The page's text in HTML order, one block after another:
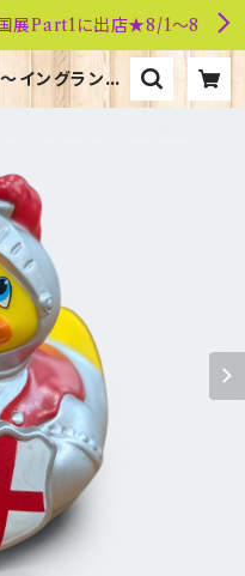
展Part1に出店★8/1～8
イングランド
90350